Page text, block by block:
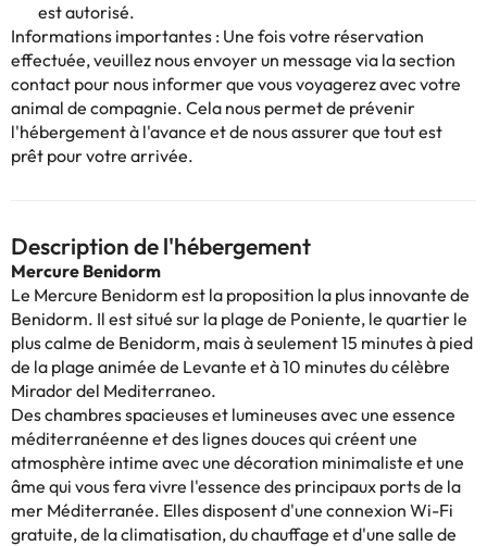
est autorisé.
Informations importantes : Une fois votre réservation
effectuée, veuillez nous envoyer un message via la section
contact pour nous informer que vous voyagerez avec votre
animal de compagnie. Cela nous permet de prévenir
l'hébergement à l'avance et de nous assurer que tout est
prêt pour votre arrivée.
Description de l'hébergement
Mercure Benidorm
Le Mercure Benidorm est la proposition la plus innovante de
Benidorm. Il est situé sur la plage de Poniente, le quartier le
plus calme de Benidorm, mais à seulement 15 minutes à pied
de la plage animée de Levante et à 10 minutes du célèbre
Mirador del Mediterraneo.
Des chambres spacieuses et lumineuses avec une essence
méditerranéenne et des lignes douces qui créent une
atmosphère intime avec une décoration minimaliste et une
âme qui vous fera vivre l'essence des principaux ports de la
mer Méditerranée. Elles disposent d'une connexion Wi-Fi
gratuite, de la climatisation, du chauffage et d'une salle de